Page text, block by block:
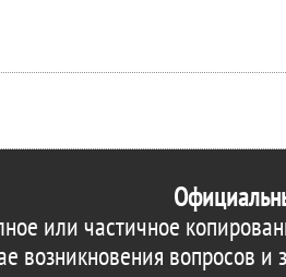
или частичное
возникновения вопросов